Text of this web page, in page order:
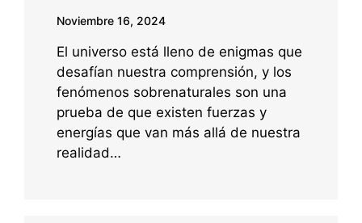
Noviembre 16, 2024
El universo está lleno de enigmas que
desafían nuestra comprensión, y los
fenómenos sobrenaturales son una
prueba de que existen fuerzas y
energías que van más allá de nuestra
realidad…